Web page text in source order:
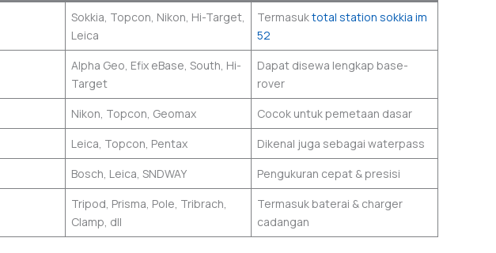
Sokkia, Topcon, Nikon, Hi-Target,
Leica
Termasuktotal station sokkia im
52
Alpha Geo, Efix eBase, South, Hi-
Target
Dapat disewa lengkap base-
rover
Nikon, Topcon, Geomax
Cocok untuk pemetaan dasar
Leica, Topcon, Pentax
Dikenal juga sebagai waterpass
Bosch, Leica, SNDWAY Pengukuran cepat & presisi
Tripod, Prisma, Pole, Tribrach,
Clamp, dll
Termasuk baterai & charger
cadangan